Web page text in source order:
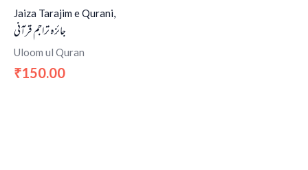
Jaiza Tarajim e Qurani,
جائزہ تراجم قرآنی
Uloom ul Quran
₹150.00